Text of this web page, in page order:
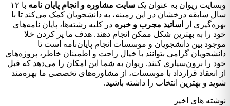
وبسایت ریوان به عنوان یک سایت مشاوره و انجام پایان نامه
با ۱۲
سال سابقه درخشان در این زمینه، به دانشجویان کمک می‌کند تا با
بهره‌گیری از
اساتید مجرب و خبره در کلیه رشته‌ها، پایان نامه‌های
خود را به بهترین شکل ممکن انجام دهند. هدف ما پر کردن خلا
موجود بین دانشجویان و موسسات انجام پایان‌نامه است تا
دانشجویان گرامی بتوانند با خیال راحت و اطمینان خاطر، پروژه‌های
خود را برون‌سپاری کنند. ریوان به شما این امکان را می‌دهد که قبل
از انعقاد قرارداد با موسسات، از مشاوره‌های تخصصی ما بهره‌مند
شوید و بهترین انتخاب را داشته باشید.
نوشته های اخیر